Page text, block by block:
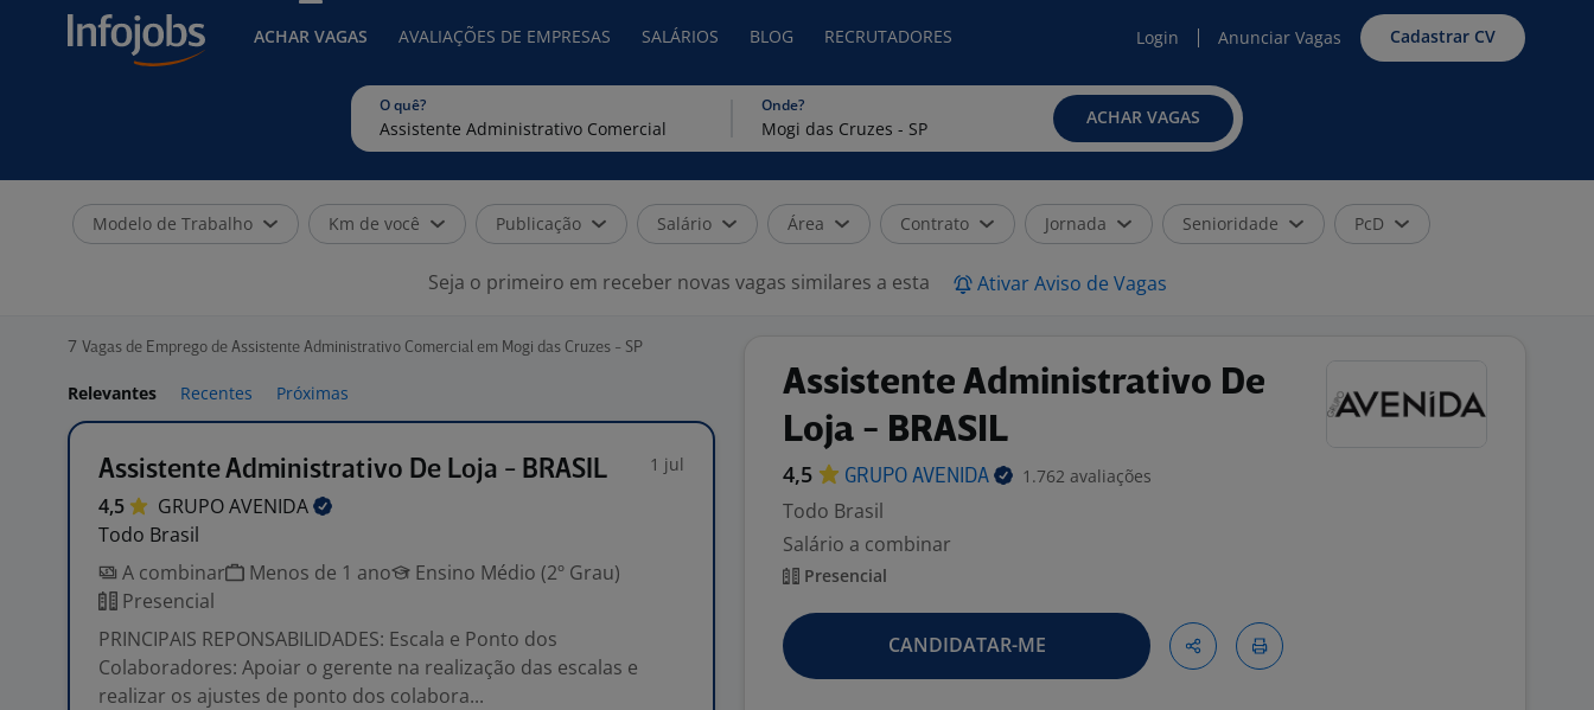
ACHAR VAGAS AVALIAÇÕES DE EMPRESAS SALÁRIOS BLOG RECRUTADORES Login Anunciar Vagas Cadastrar CV
O quê? Onde?
ACHAR VAGAS
Modelo de Trabalho Km de você Publicação Salário Área Contrato Jornada Senioridade PcD
Seja o primeiro em receber novas vagas similares a esta Ativar Aviso de Vagas
7 Vagas de Emprego de Assistente Administrativo Comercial em Mogi das Cruzes - SP
Relevantes Recentes Próximas
Assistente Administrativo De Loja - BRASIL 1 jul
4,5 GRUPOAVENIDA
Todo Brasil
A combinar
Menos de 1 ano
Ensino Médio (2º Grau)
Presencial
PRINCIPAIS REPONSABILIDADES: Escala e Ponto dos
Colaboradores: Apoiar o gerente na realização das escalas e
realizar os ajustes de ponto dos colabora...
Assistente Administrativo De
Loja - BRASIL
4,5 GRUPO AVENIDA 1.762 avaliações
Todo Brasil
Salário a combinar
Presencial
CANDIDATAR-ME